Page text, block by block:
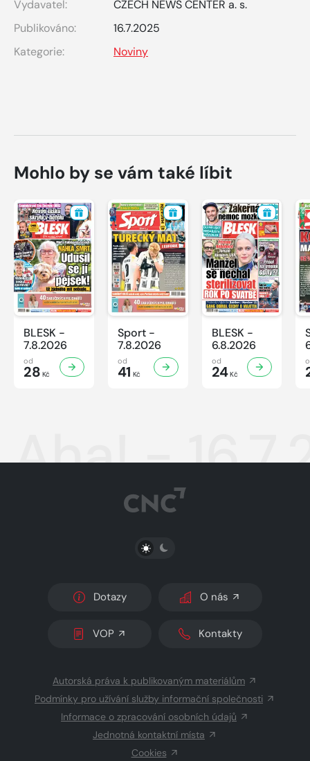
Vydavatel:
CZECH NEWS CENTER a. s.
Publikováno:
16.7.2025
Kategorie:
Noviny
Mohlo by se vám také líbit
BLESK -
7.8.2026
od
28 Kč
Sport -
7.8.2026
od
41 Kč
BLESK -
6.8.2026
od
24Kč
Aha! -
PŘEPNOUT SVĚTLÝ/TMAVÝ REŽIM
Dotazy O nás
VOP Kontakty
Autorská práva k publikovaným materiálům
Podmínky pro užívání služby informační společnosti
Informace o zpracování osobních údajů
Jednotná kontaktní místa
Cookies